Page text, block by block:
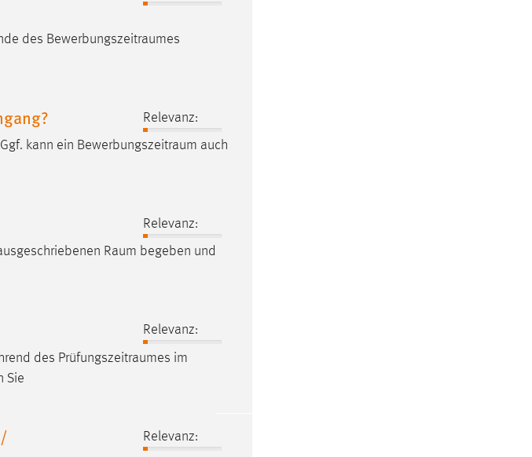
des Bewerbungszeitraumes
Relevanz:
kann ein Bewerbungszeitraum auch
Relevanz:
Raum begeben und
Relevanz:
des Prüfungszeitraumes im
Sie
Relevanz: